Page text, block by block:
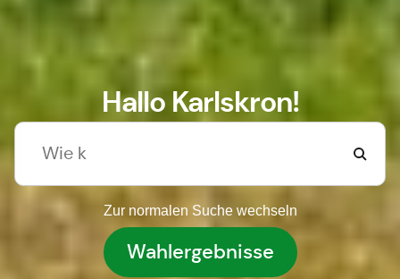
Hallo Karlskron!
Zur normalen Suche wechseln
Wahlergebnisse